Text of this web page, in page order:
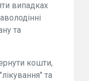
випадках
та
кошти,
та